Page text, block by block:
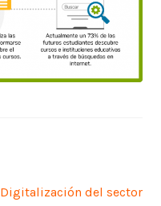
Siguiente:
Digitalización del sector